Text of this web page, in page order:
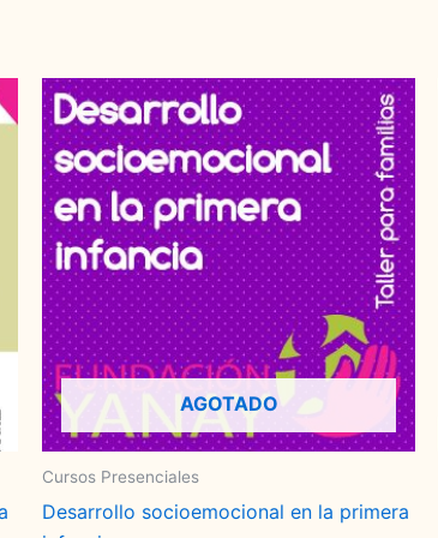
AGOTADO
Cursos Presenciales
Desarrollo socioemocional en la primera